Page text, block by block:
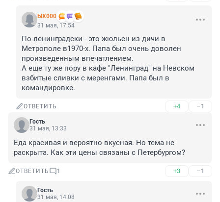
ЫХ000
31 мая, 17:54
По-ленинградски - это жюльен из дичи в
Метрополе в1970-х. Папа был очень доволен
произведенным впечатлением.
А еще ту же пору в кафе "Ленинград" на Невском
взбитые сливки с меренгами. Папа был в
командировке.
ОТВЕТИТЬ +4 –1
Гость
31 мая, 13:33
Еда красивая и вероятно вкусная. Но тема не
раскрыта. Как эти цены связаны с Петербургом?
ОТВЕТИТЬ 1 +3 –1
Гость
31 мая, 14:08